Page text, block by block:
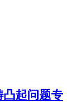
起问题专